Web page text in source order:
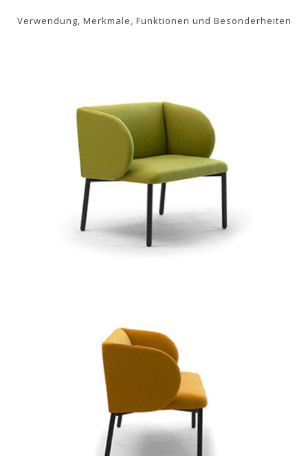
Verwendung, Merkmale, Funktionen und Besonderheiten